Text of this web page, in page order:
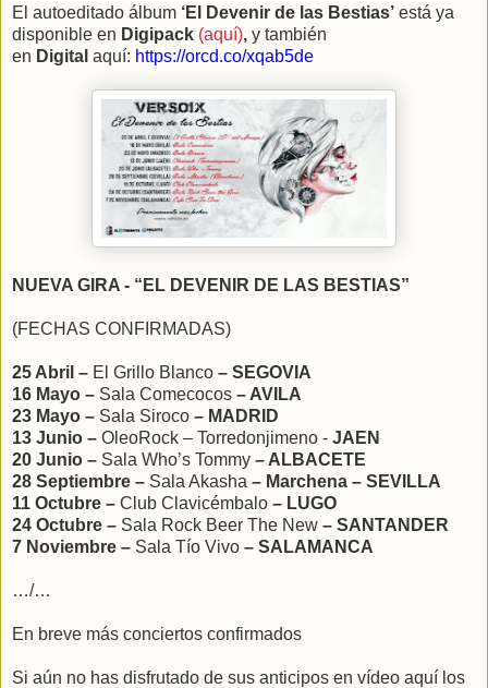
El autoeditado álbum ‘El Devenir de las Bestias’ está ya
disponible en Digipack (aquí), y también
en Digital aquí: https://orcd.co/xqab5de
NUEVA GIRA - “EL DEVENIR DE LAS BESTIAS”
(FECHAS CONFIRMADAS)
25 Abril – El Grillo Blanco – SEGOVIA
16 Mayo – Sala Comecocos – AVILA
23 Mayo – Sala Siroco – MADRID
13 Junio – OleoRock – Torredonjimeno - JAEN
20 Junio – Sala Who’s Tommy – ALBACETE
28 Septiembre – Sala Akasha – Marchena – SEVILLA
11 Octubre – Club Clavicémbalo – LUGO
24 Octubre – Sala Rock Beer The New – SANTANDER
7 Noviembre – Sala Tío Vivo – SALAMANCA
…/…
En breve más conciertos confirmados
Si aún no has disfrutado de sus anticipos en vídeo aquí los